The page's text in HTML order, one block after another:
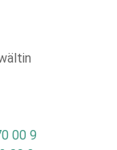
00 9